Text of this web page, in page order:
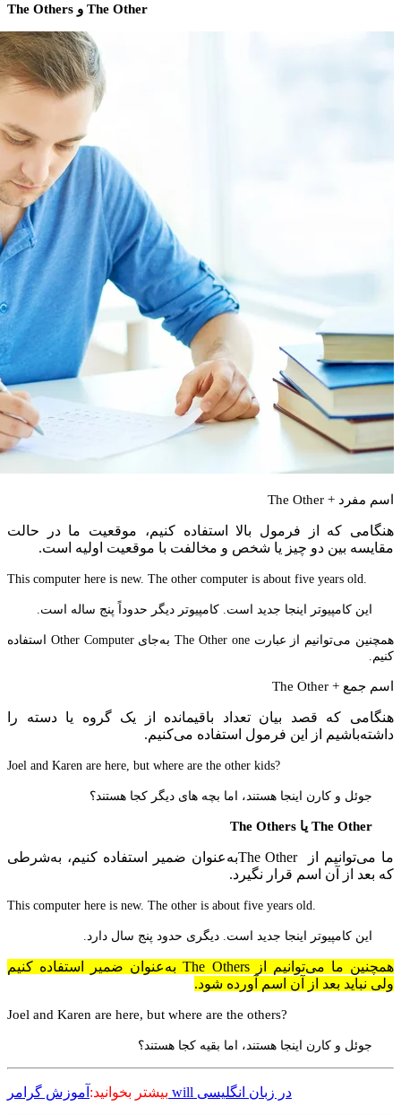
The Other و The Others
اسم مفرد + The Other
هنگامی که از فرمول بالا استفاده کنیم، موقعیت ما در حالت
مقایسه بین دو چیز یا شخص و مخالفت با موقعیت اولیه است.
این کامپیوتر اینجا جدید است. کامپیوتر دیگر حدوداً پنج ساله است.
همچنین می‌توانیم از عبارت The Other one به‌جای Other Computer استفاده
کنیم.
اسم جمع + The Other
هنگامی که قصد بیان تعداد باقیمانده از یک گروه یا دسته را
داشته‌باشیم از این فرمول استفاده می‌کنیم.
?Joel and Karen are here, but where are the other kids
جوئل و کارن اینجا هستند، اما بچه های دیگر کجا هستند؟
The Other یا The Others
ما می‌توانیم از The Otherبه‌عنوان ضمیر استفاده کنیم، به‌شرطی
که بعد از آن اسم قرار نگیرد.
این کامپیوتر اینجا جدید است. دیگری حدود پنج سال دارد.
همچنین ما می‌توانیم از The Others به‌عنوان ضمیر استفاده کنیم
ولی نباید بعد از آن اسم آورده شود.
?Joel and Karen are here, but where are the others
جوئل و کارن اینجا هستند، اما بقیه کجا هستند؟
بیشتر بخوانید: آموزش گرامر will در زبان انگلیسی